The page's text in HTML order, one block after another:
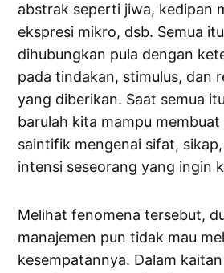
abstrak seperti jiwa, kedipan
ekspresi mikro, dsb. Semua
dihubungkan pula dengan
pada tindakan, stimulus, dan
yang diberikan. Saat semua
barulah kita mampu
saintifik mengenai sifat,
intensi seseorang yang ingin
Melihat fenomena tersebut,
manajemen pun tidak mau
kesempatannya. Dalam